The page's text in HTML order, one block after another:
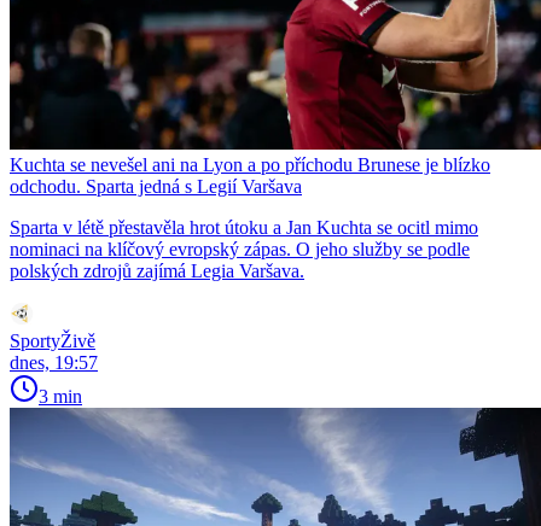
Kuchta se nevešel ani na Lyon a po příchodu Brunese je blízko
odchodu. Sparta jedná s Legií Varšava
Sparta v létě přestavěla hrot útoku a Jan Kuchta se ocitl mimo
nominaci na klíčový evropský zápas. O jeho služby se podle
polských zdrojů zajímá Legia Varšava.
SportyŽivě
dnes, 19:57
3 min